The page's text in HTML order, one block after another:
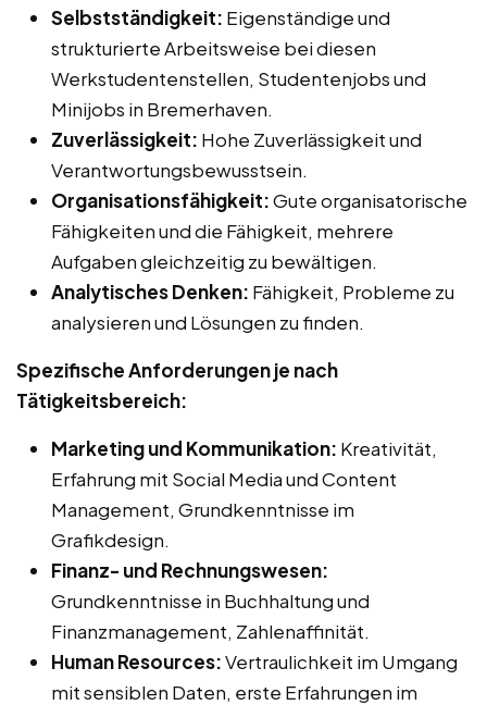
Selbstständigkeit: Eigenständige und
strukturierte Arbeitsweise bei diesen
Werkstudentenstellen, Studentenjobs und
Minijobs in Bremerhaven.
Zuverlässigkeit: Hohe Zuverlässigkeit und
Verantwortungsbewusstsein.
Organisationsfähigkeit:Gute organisatorische
Fähigkeiten und die Fähigkeit, mehrere
Aufgaben gleichzeitig zu bewältigen.
Analytisches Denken: Fähigkeit, Probleme zu
analysieren und Lösungen zu finden.
Spezifische Anforderungen je nach
Tätigkeitsbereich:
Marketing und Kommunikation: Kreativität,
Erfahrung mit Social Media und Content
Management, Grundkenntnisse im
Grafikdesign.
Finanz- und Rechnungswesen:
Grundkenntnisse in Buchhaltung und
Finanzmanagement, Zahlenaffinität.
Human Resources:Vertraulichkeit im Umgang
mit sensiblen Daten, erste Erfahrungen im